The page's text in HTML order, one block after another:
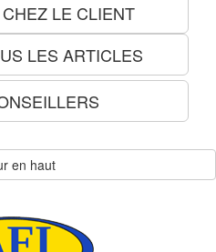
LE CLIENT
LES ARTICLES
en haut